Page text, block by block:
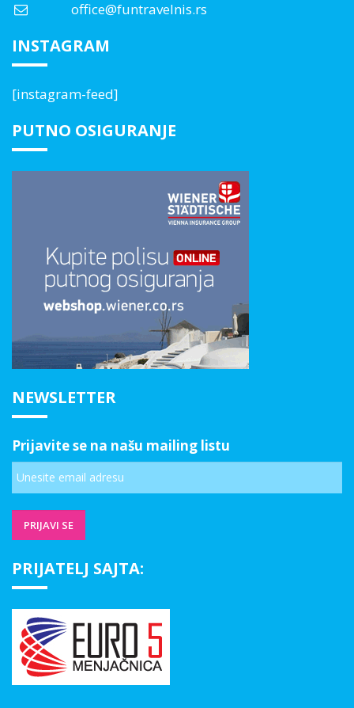
office@funtravelnis.rs
INSTAGRAM
[instagram-feed]
PUTNO OSIGURANJE
NEWSLETTER
Prijavite se na našu mailing listu
PRIJATELJ SAJTA: